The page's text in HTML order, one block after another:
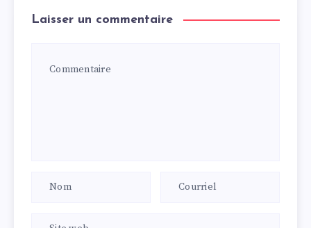
Laisser un commentaire